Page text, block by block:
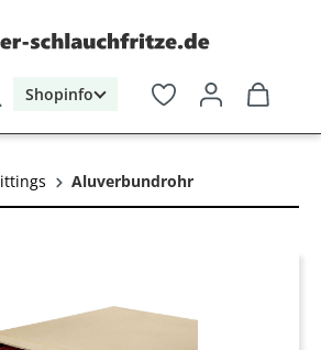
Shopinfo
Aluverbundrohr